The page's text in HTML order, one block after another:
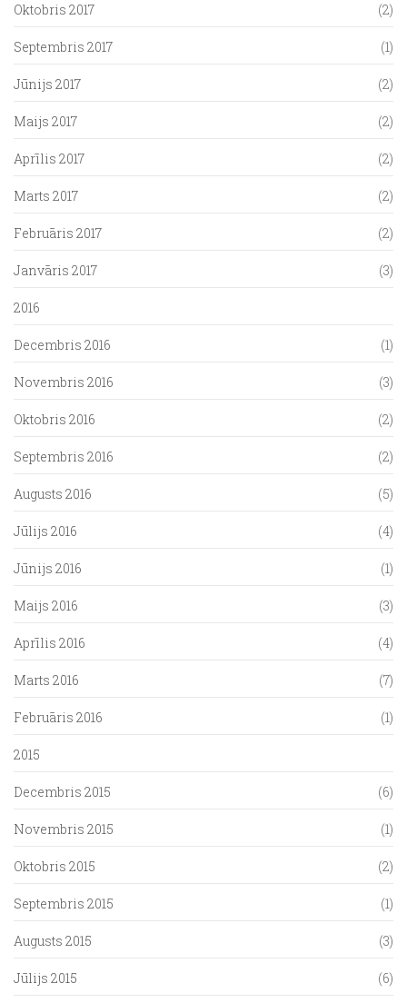
Oktobris 2017 (2)
Septembris 2017 (1)
Jūnijs 2017 (2)
Maijs 2017 (2)
Aprīlis 2017 (2)
Marts 2017 (2)
Februāris 2017 (2)
Janvāris 2017 (3)
2016
Decembris 2016 (1)
Novembris 2016 (3)
Oktobris 2016 (2)
Septembris 2016 (2)
Augusts 2016 (5)
Jūlijs 2016 (4)
Jūnijs 2016 (1)
Maijs 2016 (3)
Aprīlis 2016 (4)
Marts 2016 (7)
Februāris 2016 (1)
2015
Decembris 2015 (6)
Novembris 2015 (1)
Oktobris 2015 (2)
Septembris 2015 (1)
Augusts 2015 (3)
Jūlijs 2015 (6)